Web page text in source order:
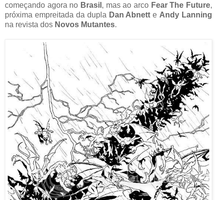
começando agora no Brasil , mas ao arco Fear The Future,
próxima empreitada da dupla Dan Abnett e Andy Lanning
na revista dos Novos Mutantes.